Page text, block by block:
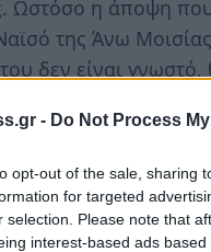
- Do Not Process
opt-out of the sale, sharing
for targeted
selection. Please note that
interest-based ads
Ωστόσο η άποψη
της Άνω
δεν είναι γνωστό,
της χλωμότητος
αυτοκράτορα
το Δρέπανο της